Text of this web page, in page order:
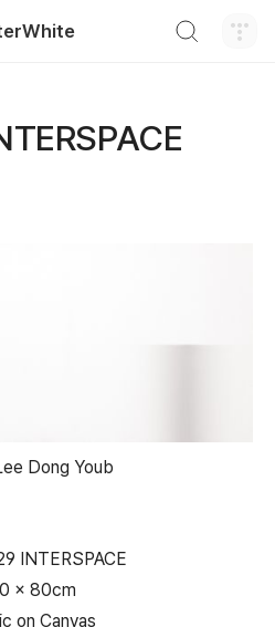
Dong Youb
INTERSPACE
x 80cm
on Canvas